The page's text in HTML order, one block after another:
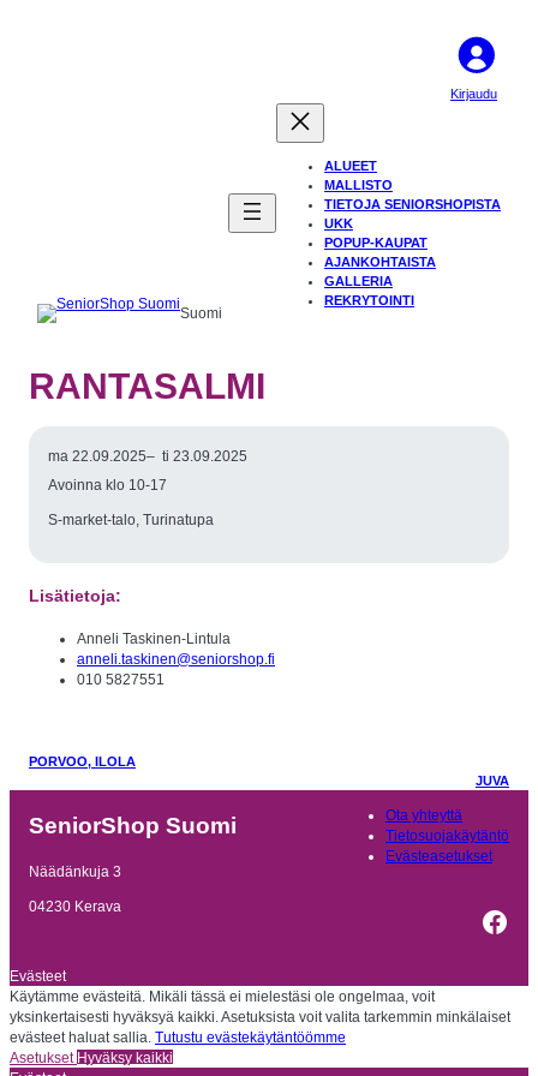
Suomi
Kirjaudu
ALUEET
MALLISTO
TIETOJA SENIORSHOPISTA
UKK
POPUP-KAUPAT
AJANKOHTAISTA
GALLERIA
REKRYTOINTI
RANTASALMI
ma 22.09.2025– ti 23.09.2025
Avoinna klo 10-17
S-market-talo, Turinatupa
Lisätietoja:
Anneli Taskinen-Lintula
anneli.taskinen@seniorshop.fi
010 5827551
PORVOO, ILOLA
JUVA
SeniorShop Suomi
Näädänkuja 3
04230 Kerava
Ota yhteyttä
Tietosuojakäytäntö
Evästeasetukset
Evästeet
Käytämme evästeitä. Mikäli tässä ei mielestäsi ole ongelmaa, voit
yksinkertaisesti hyväksyä kaikki. Asetuksista voit valita tarkemmin minkälaiset
evästeet haluat sallia. Tutustu evästekäytäntöömme
Asetukset Hyväksy kaikki